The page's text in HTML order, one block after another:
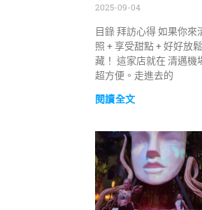
2025-09-04
目錄 拜訪心得 如果你
照 + 享受甜點 + 好好放
藏！ 這家店就在 清邁機
超方便。走進去的
閱讀全文